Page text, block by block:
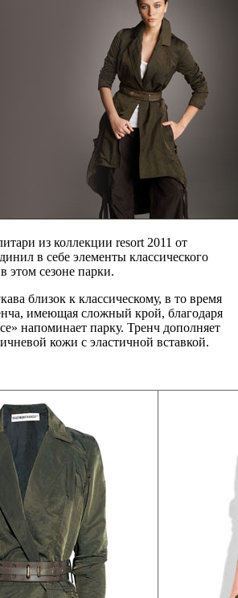
из коллекции resort 2011 от
в себе элементы классического
этом сезоне парки.
близок к классическому, в то время
имеющая сложный крой, благодаря
напоминает парку. Тренч дополняет
кожи с эластичной вставкой.